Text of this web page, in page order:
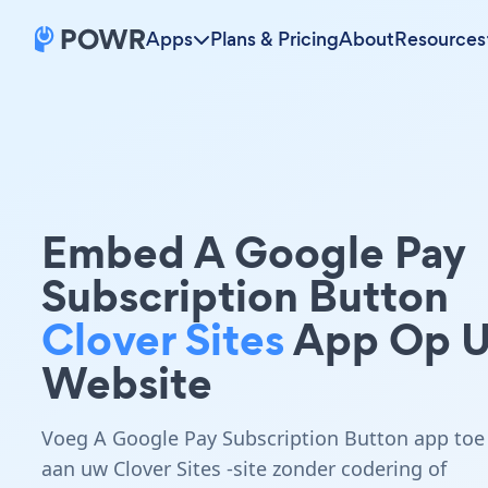
Apps Plans & PricingAboutResources
Embed A Google Pay
Subscription Button
Clover SitesApp Op
Website
Voeg A Google Pay Subscription Button app toe
aan uw Clover Sites -site zonder codering of